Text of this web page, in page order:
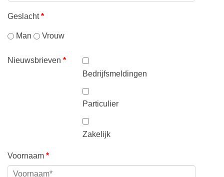
Geslacht*
Man Vrouw
Nieuwsbrieven *
Bedrijfsmeldingen
Particulier
Zakelijk
Voornaam *